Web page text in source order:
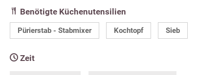
Benötigte Küchenutensilien
Pürierstab - Stabmixer Kochtopf Sieb
Zeit